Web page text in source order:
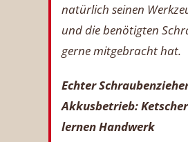
natürlich seinen
und die benötigten
gerne mitgebracht hat.
Echter
Akkusbetrieb:
lernen Handwerk